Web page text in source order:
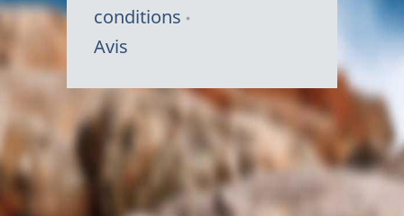
conditions
Avis
Symbole
du
Canada